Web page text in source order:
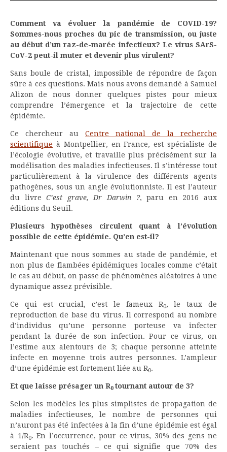
Comment va évoluer la pandémie de COVID-19?
Sommes-nous proches du pic de transmission, ou juste
au début d’un raz-de-marée infectieux? Le virus SArS-
CoV-2 peut-il muter et devenir plus virulent?
Sans boule de cristal, impossible de répondre de façon
sûre à ces questions. Mais nous avons demandé à Samuel
Alizon de nous donner quelques pistes pour mieux
comprendre l’émergence et la trajectoire de cette
épidémie.
Ce chercheur au Centre national de la recherche
scientifique à Montpellier, en France, est spécialiste de
l’écologie évolutive, et travaille plus précisément sur la
modélisation des maladies infectieuses. Il s’intéresse tout
particulièrement à la virulence des différents agents
pathogènes, sous un angle évolutionniste. Il est l’auteur
du livreC’est grave, Dr Darwin ?, paru en 2016 aux
éditions du Seuil.
Plusieurs hypothèses circulent quant à l’évolution
possible de cette épidémie. Qu’en est-il?
Maintenant que nous sommes au stade de pandémie, et
non plus de flambées épidémiques locales comme c’était
le cas au début, on passe de phénomènes aléatoires à une
dynamique assez prévisible.
Ce qui est crucial, c’est le fameux R0, le taux de
reproduction de base du virus. Il correspond au nombre
d’individus qu’une personne porteuse va infecter
pendant la durée de son infection. Pour ce virus, on
l’estime aux alentours de 3; chaque personne atteinte
infecte en moyenne trois autres personnes. L’ampleur
d’une épidémie est fortement liée au R0.
Et que laisse présager un R0 tournant autour de 3?
Selon les modèles les plus simplistes de propagation de
maladies infectieuses, le nombre de personnes qui
n’auront pas été infectées à la fin d’une épidémie est égal
à 1/R0. En l’occurrence, pour ce virus, 30% des gens ne
seraient pas touchés – ce qui signifie que 70% des